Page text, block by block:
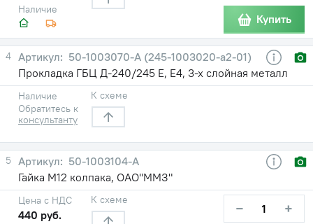
Наличие
Купить
4
50-1003070-А (245-1003020-а2-01)
Прокладка ГБЦ Д-240/245 Е, Е4, 3-х слойная металл
Наличие
Обратитесь к
консультанту
К схеме
5
50-1003104-А
Гайка М12 колпака, ОАО"ММЗ"
Цена с НДС
440 руб.
К схеме − +